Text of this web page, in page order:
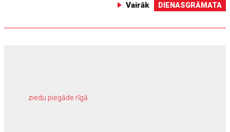
Vairāk DIENASGRĀMATA
ziedu piegāde rīgā